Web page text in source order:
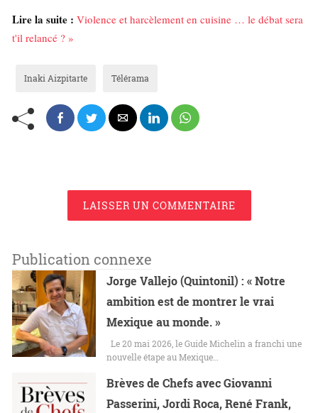
Lire la suite : Violence et harcèlement en cuisine … le débat sera
t'il relancé ? »
Inaki Aizpitarte Télérama
LAISSER UN COMMENTAIRE
Publication connexe
Jorge Vallejo (Quintonil) : « Notre
ambition est de montrer le vrai
Mexique au monde. »
Le 20 mai 2026, le Guide Michelin a franchi une
nouvelle étape au Mexique…
Brèves de Chefs avec Giovanni
Passerini, Jordi Roca, René Frank,